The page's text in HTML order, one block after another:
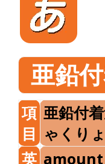
亜鉛
項
目
亜鉛付
ゃくり
英